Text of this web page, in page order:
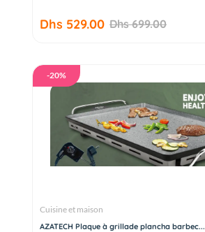
Dhs 529.00 Dhs 699.00
-20%
Cuisine et maison
AZATECH Plaque à grillade plancha barbec...